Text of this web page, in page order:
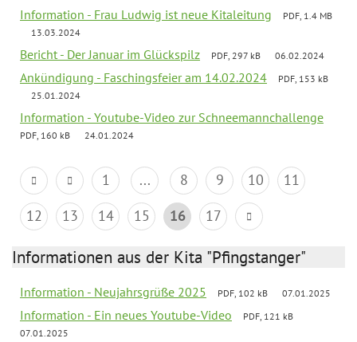
Information - Frau Ludwig ist neue Kitaleitung
PDF, 1.4 MB
13.03.2024
Bericht - Der Januar im Glückspilz PDF, 297 kB 06.02.2024
Ankündigung - Faschingsfeier am 14.02.2024
PDF, 153 kB
25.01.2024
Information - Youtube-Video zur Schneemannchallenge
PDF, 160 kB 24.01.2024
1 ... 8 9 10
11
12
13 14 15 16 17
Informationen aus der Kita "Pfingstanger"
Information - Neujahrsgrüße 2025 PDF, 102 kB 07.01.2025
Information - Ein neues Youtube-Video
PDF, 121 kB
07.01.2025